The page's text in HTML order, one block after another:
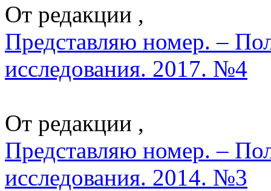
От редакции ,
Представляю номер. –
исследования. 2017. №4
От редакции ,
Представляю номер. –
исследования. 2014. №3